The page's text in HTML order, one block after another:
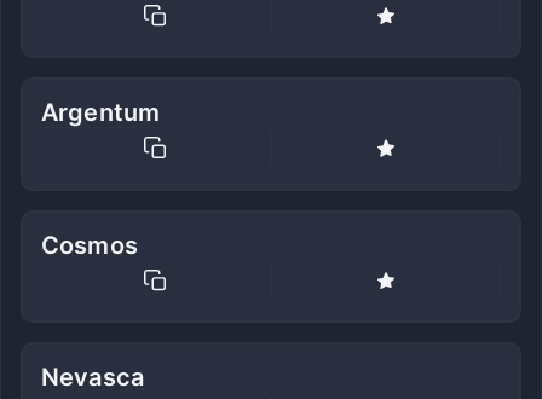
Argentum
Cosmos
Nevasca